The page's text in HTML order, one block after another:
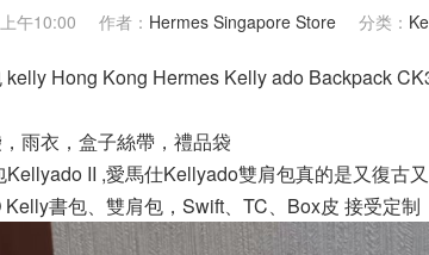
午10:00 作者： Hermes Singapore Store 分类：
kelly Hong Kong Hermes Kelly ado Backpack
雨衣，盒子絲帶，禮品袋
Kellyado II ,愛馬仕Kellyado雙肩包真的是又復古
Kelly書包、雙肩包，Swift、TC、Box皮 接受定制